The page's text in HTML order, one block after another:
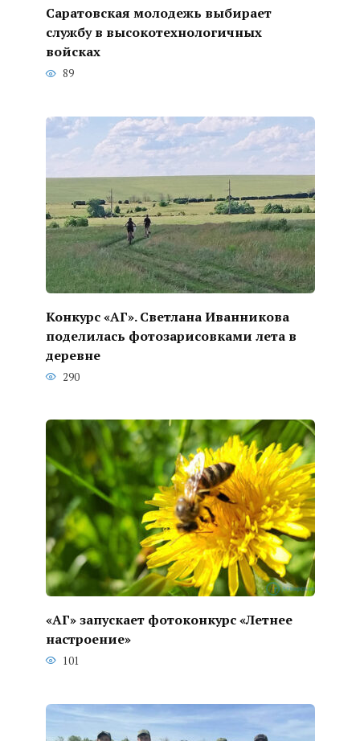
Саратовская молодежь выбирает
службу в высокотехнологичных
войсках
89
Конкурс «АГ». Светлана Иванникова
поделилась фотозарисовками лета в
деревне
290
«АГ» запускает фотоконкурс «Летнее
настроение»
101